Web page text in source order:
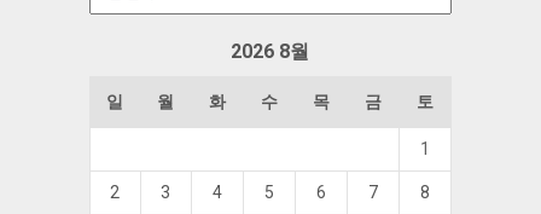
2026 8월
일 월 화 수 목 금 토
1
2 3 4 5 6 7 8